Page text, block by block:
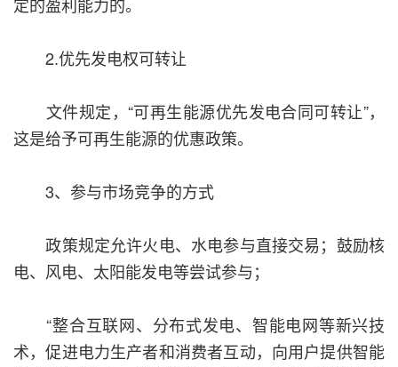
定的盈利能力的。
2.优先发电权可转让
文件规定，“可再生能源优先发电合同可转让”，
这是给予可再生能源的优惠政策。
3、参与市场竞争的方式
政策规定允许火电、水电参与直接交易；鼓励核
电、风电、太阳能发电等尝试参与；
“整合互联网、分布式发电、智能电网等新兴技
术，促进电力生产者和消费者互动，向用户提供智能